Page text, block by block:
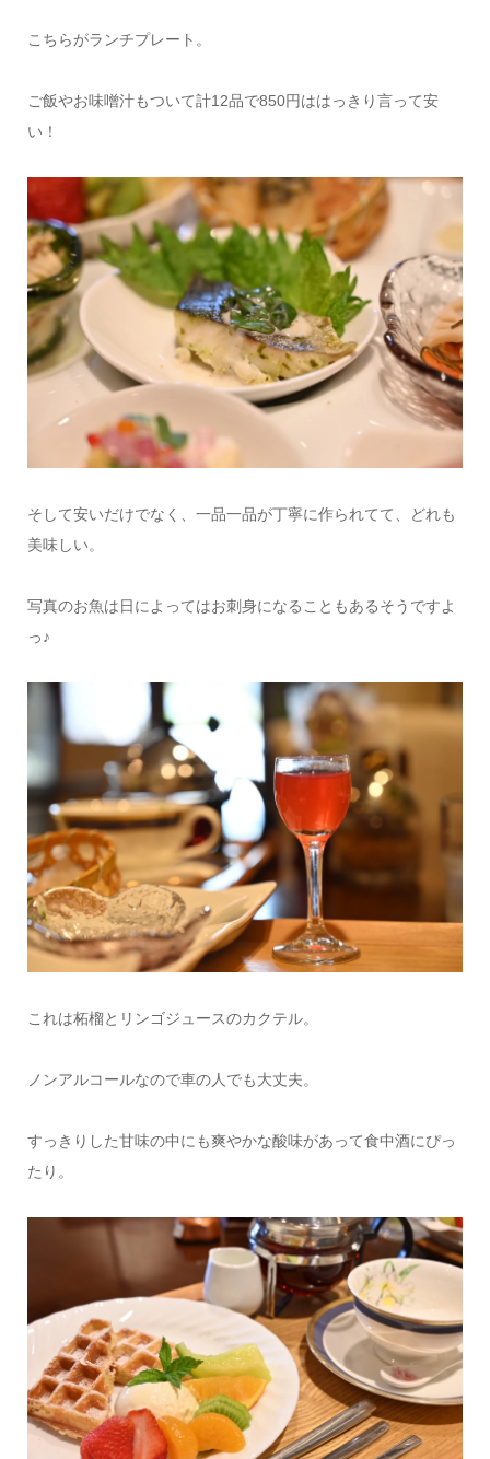
こちらがランチプレート。
ご飯やお味噌汁もついて計12品で850円ははっきり言って安
い！
そして安いだけでなく、一品一品が丁寧に作られてて、どれも
美味しい。
写真のお魚は日によってはお刺身になることもあるそうですよ
っ♪
これは柘榴とリンゴジュースのカクテル。
ノンアルコールなので車の人でも大丈夫。
すっきりした甘味の中にも爽やかな酸味があって食中酒にぴっ
たり。
情報提供をする！ 広告掲載について ランチ特集！